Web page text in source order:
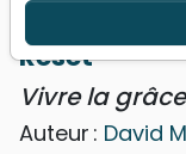
Reset! - Vivre
Reset
Vivre la
Auteur : David